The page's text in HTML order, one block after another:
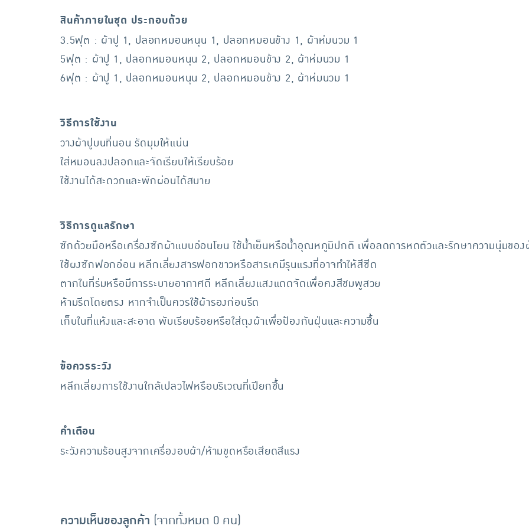
สินค้าภายในชุด ประกอบด้วย
3.5ฟุต : ผ้าปู 1, ปลอกหมอนหนุน 1, ปลอกหมอนข้าง 1, ผ้าห่มนวม 1
5ฟุต : ผ้าปู 1, ปลอกหมอนหนุน 2, ปลอกหมอนข้าง 2, ผ้าห่มนวม 1
6ฟุต : ผ้าปู 1, ปลอกหมอนหนุน 2, ปลอกหมอนข้าง 2, ผ้าห่มนวม 1
วิธีการใช้งาน
วางผ้าปูบนที่นอน รัดมุมให้แน่น
ใส่หมอนลงปลอกและจัดเรียบให้เรียบร้อย
ใช้งานได้สะดวกและพักผ่อนได้สบาย
วิธีการดูแลรักษา
ซักด้วยมือหรือเครื่องซักผ้าแบบอ่อนโยน ใช้น้ำเย็นหรือน้ำอุณหภูมิปกติ เพื่อลดการหดตัวและรักษาความนุ่มของ
ใช้ผงซักฟอกอ่อน หลีกเลี่ยงสารฟอกขาวหรือสารเคมีรุนแรงที่อาจทำให้สีซีด
ตากในที่ร่มหรือมีการระบายอากาศดี หลีกเลี่ยงแสงแดดจัดเพื่อคงสีชมพูสวย
ห้ามรีดโดยตรง หากจำเป็นควรใช้ผ้ารองก่อนรีด
เก็บในที่แห้งและสะอาด พับเรียบร้อยหรือใส่ถุงผ้าเพื่อป้องกันฝุ่นและความชื้น
ข้อควรระวัง
หลีกเลี่ยงการใช้งานใกล้เปลวไฟหรือบริเวณที่เปียกชื้น
คำเตือน
ระวังความร้อนสูงจากเครื่องอบผ้า/ห้ามขูดหรือเสียดสีแรง
ความเห็นของลูกค้า (จากทั้งหมด 0 คน)